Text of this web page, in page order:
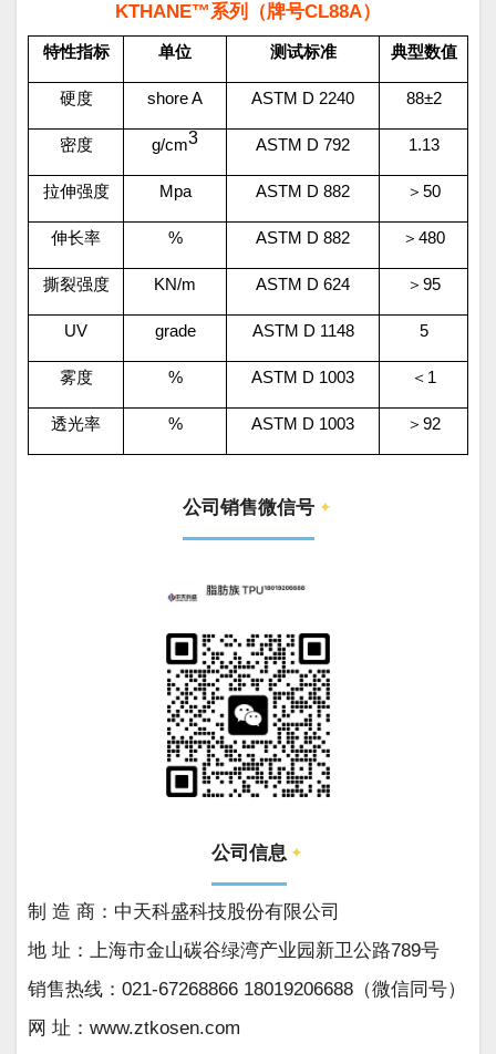
KTHANE™系列（牌号CL88A）
特性指标 单位 测试标准 典型数值
硬度 shore A ASTM D 2240 88±2
密度 g/cm3 ASTM D 792 1.13
拉伸强度 Mpa ASTM D 882 ＞ 50
伸长率 % ASTM D 882 ＞ 480
撕裂强度 KN/m ASTM D 624 ＞ 95
UV grade ASTM D 1148 5
雾度 % ASTM D 1003 ＜ 1
透光率 % ASTM D 1003 ＞ 92
公司销售微信号 ✦
公司信息 ✦
制 造 商：中天科盛科技股份有限公司
地 址：上海市金山碳谷绿湾产业园新卫公路789号
销售热线：021-67268866 18019206688（微信同号）
网 址：www.ztkosen.com